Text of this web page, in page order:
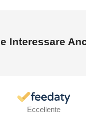
Interessare
Eccellente